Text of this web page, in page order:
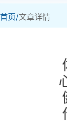
首页/文章详情